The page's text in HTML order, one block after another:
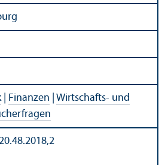
| Finanzen
Wirtschafts- und